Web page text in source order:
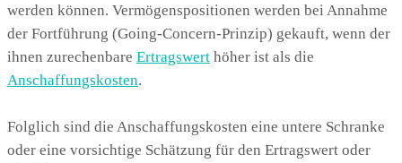
werden können. Vermögenspositionen werden bei Annahme
der Fortführung (Going-Concern-Prinzip) gekauft, wenn der
ihnen zurechenbare Ertragswert höher ist als die
Anschaffungskosten.
Folglich sind die Anschaffungskosten eine untere Schranke
oder eine vorsichtige Schätzung für den Ertragswert oder